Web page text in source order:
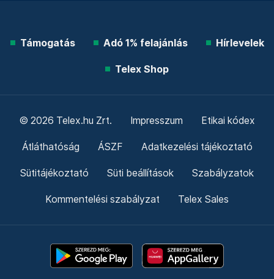
Támogatás Adó 1% felajánlás Hírlevelek
Telex Shop
© 2026 Telex.hu Zrt. Impresszum Etikai kódex
Átláthatóság ÁSZF Adatkezelési tájékoztató
Sütitájékoztató Süti beállítások Szabályzatok
Kommentelési szabályzat Telex Sales